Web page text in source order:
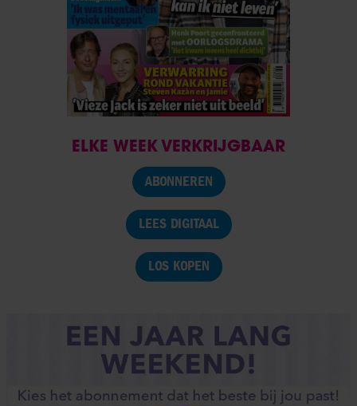
ELKE WEEK VERKRIJGBAAR
ABONNEREN
LEES DIGITAAL
LOS KOPEN